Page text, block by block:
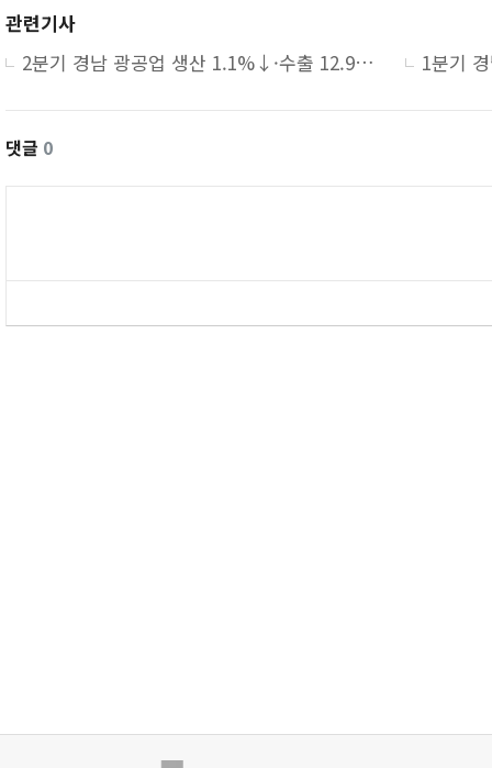
관련기사
2분기 경남 광공업 생산 1.1%↓·수출 12.9%↑… 건설수주 91.9%↑
댓글 0